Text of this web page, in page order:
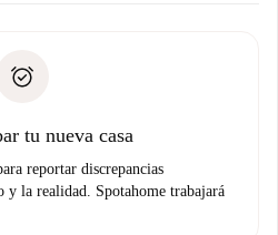
problema.
tu nueva casa
reportar discrepancias
y la realidad. Spotahome trabajará